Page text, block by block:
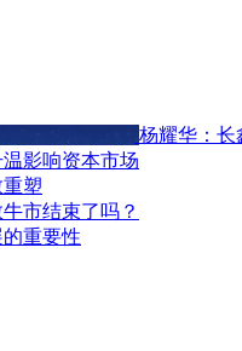
杨耀华：长
影响资本市场
塑
市结束了吗？
重要性